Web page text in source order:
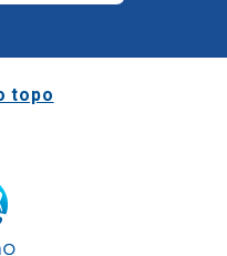
topo